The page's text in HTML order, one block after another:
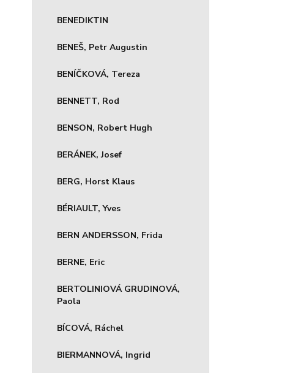
BENEDIKTIN
BENEŠ, Petr Augustin
BENÍČKOVÁ, Tereza
BENNETT, Rod
BENSON, Robert Hugh
BERÁNEK, Josef
BERG, Horst Klaus
BÉRIAULT, Yves
BERN ANDERSSON, Frida
BERNE, Eric
BERTOLINIOVÁ GRUDINOVÁ,
Paola
BÍCOVÁ, Ráchel
BIERMANNOVÁ, Ingrid